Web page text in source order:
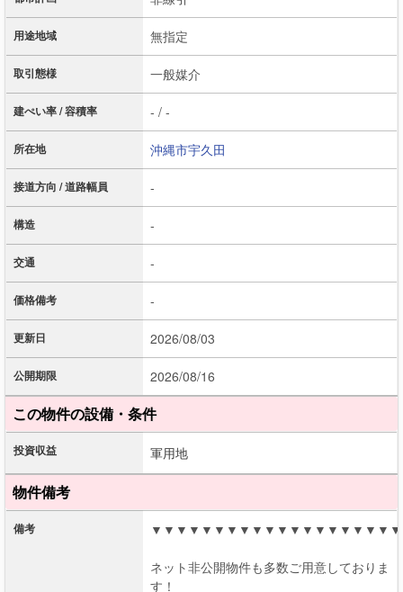
用途地域 無指定
取引態様 一般媒介
建ぺい率 / 容積率 - / -
所在地 沖縄市宇久田
接道方向 / 道路幅員 -
構造 -
交通 -
価格備考 -
更新日 2026/08/03
公開期限 2026/08/16
この物件の設備・条件
投資収益 軍用地
物件備考
備考
ネット非公開物件も多数ご用意しておりま
す！